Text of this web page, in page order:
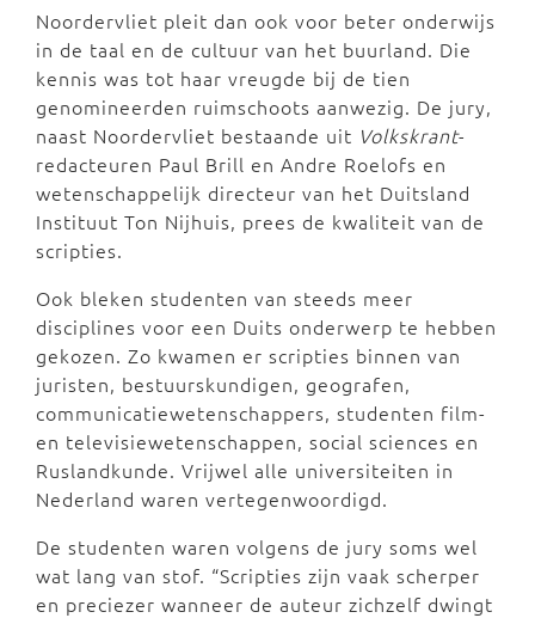
Noordervliet pleit dan ook voor beter onderwijs
in de taal en de cultuur van het buurland. Die
kennis was tot haar vreugde bij de tien
genomineerden ruimschoots aanwezig. De jury,
naast Noordervliet bestaande uit Volkskrant-
redacteuren Paul Brill en Andre Roelofs en
wetenschappelijk directeur van het Duitsland
Instituut Ton Nijhuis, prees de kwaliteit van de
scripties.
Ook bleken studenten van steeds meer
disciplines voor een Duits onderwerp te hebben
gekozen. Zo kwamen er scripties binnen van
juristen, bestuurskundigen, geografen,
communicatiewetenschappers, studenten film-
en televisiewetenschappen, social sciences en
Ruslandkunde. Vrijwel alle universiteiten in
Nederland waren vertegenwoordigd.
De studenten waren volgens de jury soms wel
wat lang van stof. “Scripties zijn vaak scherper
en preciezer wanneer de auteur zichzelf dwingt